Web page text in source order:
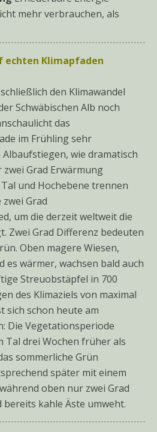
mehr verbrauchen, als
echten Klimapfaden
den Klimawandel
Schwäbischen Alb noch
das
im Frühling sehr
wie dramatisch
Grad Erwärmung
und Hochebene trennen
Grad
um die derzeit weltweit die
Zwei Grad Differenz bedeuten
Oben magere Wiesen,
es wärmer, wachsen bald auch
Streuobstäpfel in 700
des Klimaziels von maximal
sich schon heute am
Die Vegetationsperiode
Tal drei Wochen früher als
sommerliche Grün
später mit einem
oben nur zwei Grad
kahle Äste umweht.